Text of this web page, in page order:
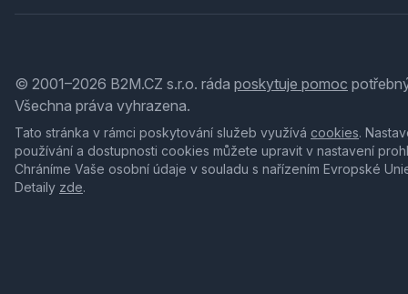
© 2001–2026 B2M.CZ s.r.o. ráda poskytuje pomoc
Všechna práva vyhrazena.
Tato stránka v rámci poskytování služeb využívá cookies.
používání a dostupnosti cookies můžete upravit v nastavení
Chráníme Vaše osobní údaje v souladu s nařízením Evropské
Detaily zde.